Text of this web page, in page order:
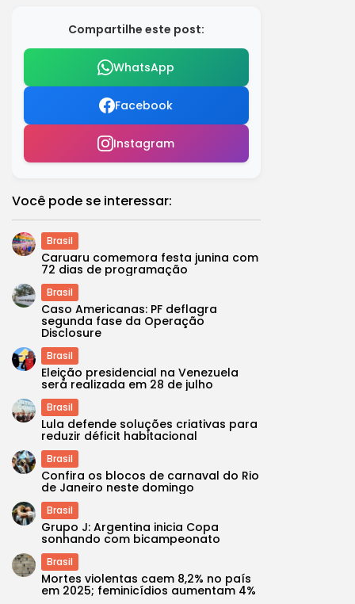
Compartilhe este post:
WhatsApp
Facebook
Instagram
Você pode se interessar:
Brasil
Caruaru comemora festa junina com
72 dias de programação
Brasil
Caso Americanas: PF deflagra
segunda fase da Operação
Disclosure
Brasil
Eleição presidencial na Venezuela
será realizada em 28 de julho
Brasil
Lula defende soluções criativas para
reduzir déficit habitacional
Brasil
Confira os blocos de carnaval do Rio
de Janeiro neste domingo
Brasil
Grupo J: Argentina inicia Copa
sonhando com bicampeonato
Brasil
Mortes violentas caem 8,2% no país
em 2025; feminicídios aumentam 4%